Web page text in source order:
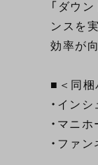
「ダウ
ンスを
効率が
■＜同梱
・イン
・マニ
・ファ